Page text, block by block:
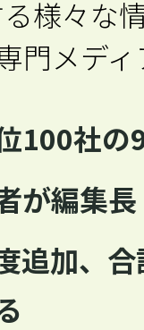
様々な
門メデ
100社
が編集長
追加、